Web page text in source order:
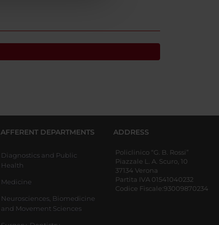
AFFERENT DEPARTMENTS
Diagnostics and Public
Health
Medicine
Neurosciences, Biomedicine
and Movement Sciences
ADDRESS
Policlinico “G. B. Rossi”
Piazzale L. A. Scuro, 10
37134 Verona
Partita IVA 01541040232
Codice Fiscale:93009870234